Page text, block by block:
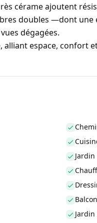
cérame ajoutent
doubles —dont
dégagées.
espace, confort
Jardin
Balcon